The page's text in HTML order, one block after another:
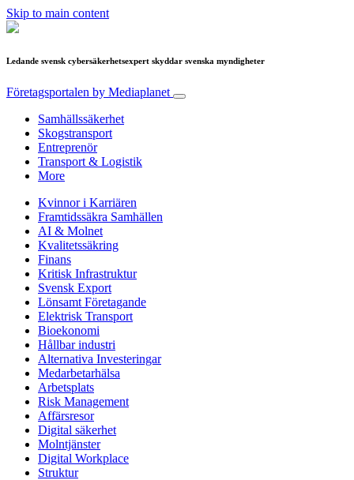
Skip to main content
Ledande svensk cybersäkerhetsexpert skyddar svenska myndigheter
Företagsportalen by Mediaplanet
Samhällssäkerhet
Skogstransport
Entreprenör
Transport & Logistik
More
Kvinnor i Karriären
Framtidssäkra Samhällen
AI & Molnet
Kvalitetssäkring
Finans
Kritisk Infrastruktur
Svensk Export
Lönsamt Företagande
Elektrisk Transport
Bioekonomi
Hållbar industri
Alternativa Investeringar
Medarbetarhälsa
Arbetsplats
Risk Management
Affärsresor
Digital säkerhet
Molntjänster
Digital Workplace
Struktur